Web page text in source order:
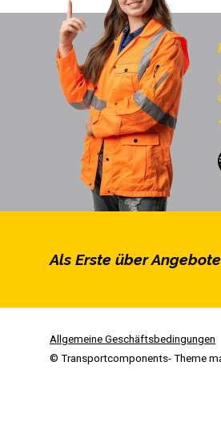
Als Erste über
Allgemeine Geschäftsbedingungen
© Transportcomponents- Theme